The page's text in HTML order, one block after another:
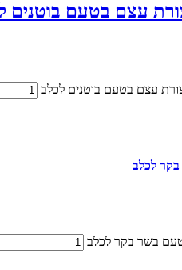
עצם בטעם בוטנים
עצם בטעם בוטנים לכלב
לכלב
בשר בקר לכלב